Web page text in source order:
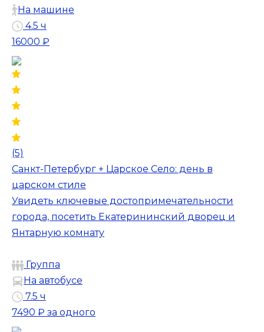
На машине
4.5 ч
16000 ₽
(5)
Санкт-Петербург + Царское Село: день в
царском стиле
Увидеть ключевые достопримечательности
города, посетить Екатерининский дворец и
Янтарную комнату
Группа
На автобусе
7.5 ч
7490 ₽ за одного